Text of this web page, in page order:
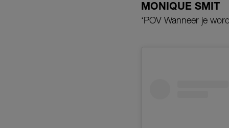
MONIQUE SMIT
‘POV Wanneer je